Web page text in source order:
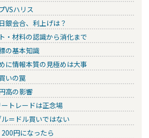
ハリス
会合、利上げは？
材料の認識から消化まで
の基本知識
情報本質の見極めは大事
いの罠
高の影響
トレードは正念場
＝ドル買いではない
円になったら